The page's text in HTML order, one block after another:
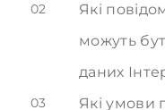
02
Які
можуть
даних
03
Які умови